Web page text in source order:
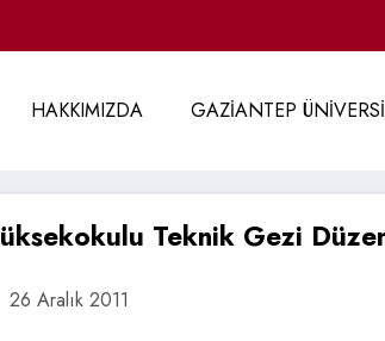
HAKKIMIZDA GAZİANTEP
Teknik Gezi
26 Aralık 2011